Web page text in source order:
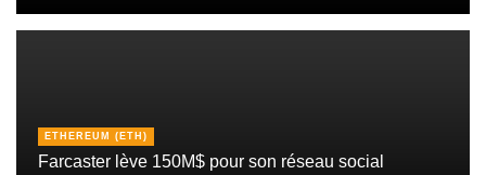
ETHEREUM (ETH)
Farcaster lève 150M$ pour son réseau social